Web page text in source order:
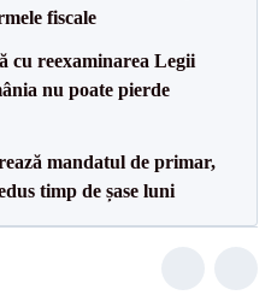
fiscale
cu reexaminarea Legii
nu poate pierde
mandatul de primar,
timp de șase luni